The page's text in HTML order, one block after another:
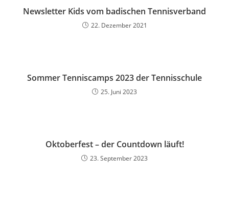
Newsletter Kids vom badischen Tennisverband
22. Dezember 2021
Sommer Tenniscamps 2023 der Tennisschule
25. Juni 2023
Oktoberfest – der Countdown läuft!
23. September 2023